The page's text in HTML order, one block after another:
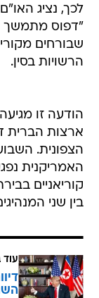
לכך, נציג
"דפוס מתמשך
שבורחים
הרשויות בסין.
הודעה זו
ארצות הברית
הצפונית.
האמריקנית
קוריאניים
בין שני
עוד